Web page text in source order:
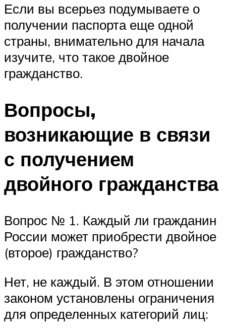
Если вы всерьез подумываете о
получении паспорта еще одной
страны, внимательно для начала
изучите, что такое двойное
гражданство.
Вопросы,
возникающие в связи
с получением
двойного гражданства
Вопрос № 1. Каждый ли гражданин
России может приобрести двойное
(второе) гражданство?
Нет, не каждый. В этом отношении
законом установлены ограничения
для определенных категорий лиц: